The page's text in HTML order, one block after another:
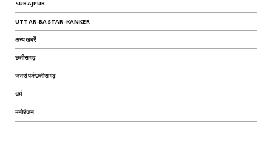
SURAJPUR
UTTAR-BASTAR-KANKER
अन्यखबरें
छत्तीसगढ़
जनसंपर्कछत्तीसगढ़
धर्म
मनोरंजन